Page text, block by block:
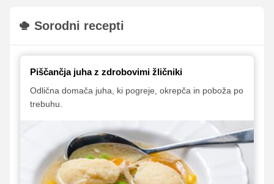
Sorodni recepti
Piščančja juha z zdrobovimi žličniki
Odlična domača juha, ki pogreje, okrepča in poboža po
trebuhu.